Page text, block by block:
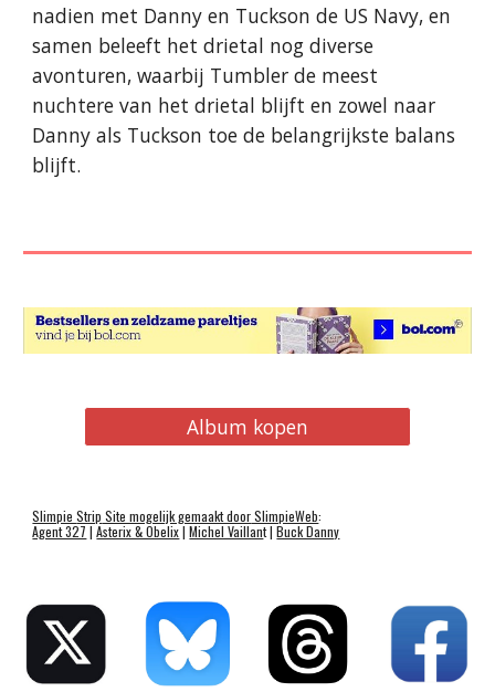
nadien met Danny en Tuckson de US Navy, en
samen beleeft het drietal nog diverse
avonturen, waarbij Tumbler de meest
nuchtere van het drietal blijft en zowel naar
Danny als Tuckson toe de belangrijkste balans
blijft.
Album kopen
SlimpieStrip Site mogelijk gemaakt doorSlimpieWeb:
Agent 327 | Asterix & Obelix| Michel Vaillant | Buck Danny